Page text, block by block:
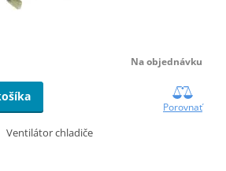
Na objednávku
Porovnať
Ventilátor chladiče